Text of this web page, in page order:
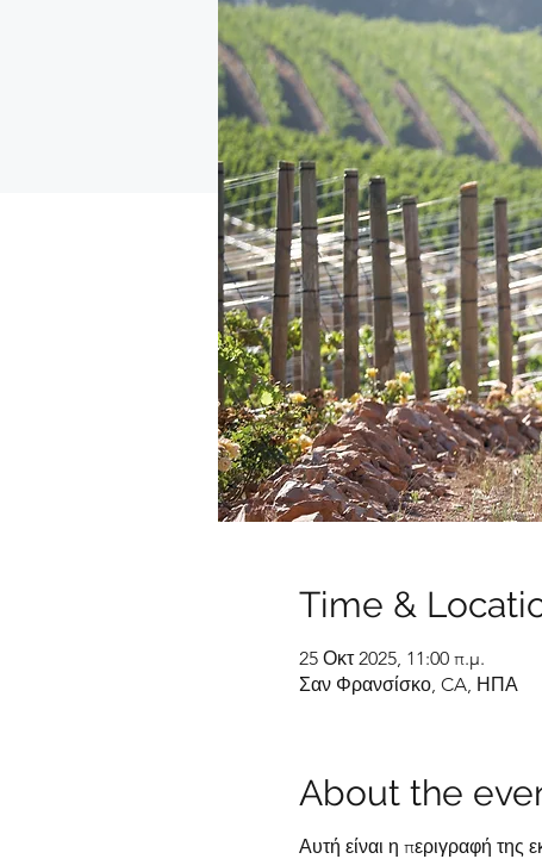
Time &
25 Οκτ 2025, 11:00 π.μ.
Σαν Φρανσίσκο, CA, ΗΠΑ
About the
Αυτή είναι η περιγραφή